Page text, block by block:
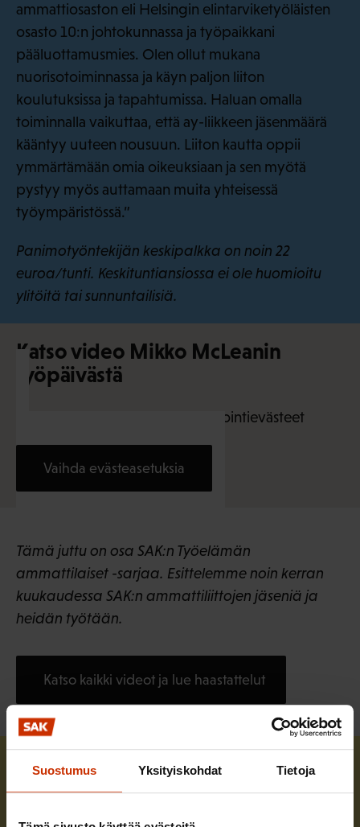
Suostumus Yksityiskohdat Tietoja
ammattiosaston eli Helsingin elintarviketyöläisten
osasto 10:n johtokunnassa ja työpaikkani
pääluottamusmies. Olen ollut mukana
nuorisotoiminnassa ja käyn paljon liiton
koulutuksissa ja tapahtumissa. Haluan omalla
toiminnalla vaikuttaa, että ay-liikkeen jäsenmäärä
kääntyy uuteen nousuun. Liiton kautta oppii
ymmärtämään omia oikeuksiaan ja sen myötä
pystyy myös auttamaan muita yhteisessä
työympäristössä.”
Panimotyöntekijän keskipalkka on noin 22
euroa/tunti. Keskituntiansiossa ei ole huomioitu
ylitöitä tai sunnuntailisiä.
Katso video Mikko McLeanin
työpäivästä
Tämä sisältö vaatii markkinointievästeet
Vaihda evästeasetuksia
Tämä juttu on osa SAK:n Työelämän
ammattilaiset -sarjaa. Esittelemme noin kerran
kuukaudessa SAK:n ammattiliittojen jäseniä ja
heidän työtään.
Katso kaikki videot ja lue haastattelut